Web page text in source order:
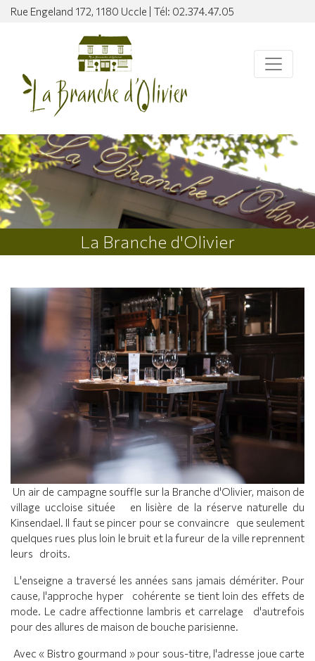
Rue Engeland 172, 1180 Uccle | Tél: 02.374.47.05
La Branche d'Olivier
Un air de campagne souffle sur la Branche d'Olivier, maison de
village uccloise située en lisière de la réserve naturelle du
Kinsendael. Il faut se pincer pour se convaincre que seulement
quelques rues plus loin le bruit et la fureur de la ville reprennent
leurs droits.
L'enseigne a traversé les années sans jamais démériter. Pour
cause, l'approche hyper cohérente se tient loin des effets de
mode. Le cadre affectionne lambris et carrelage d'autrefois
pour des allures de maison de bouche parisienne.
Avec « Bistro gourmand » pour sous-titre, l'adresse joue carte